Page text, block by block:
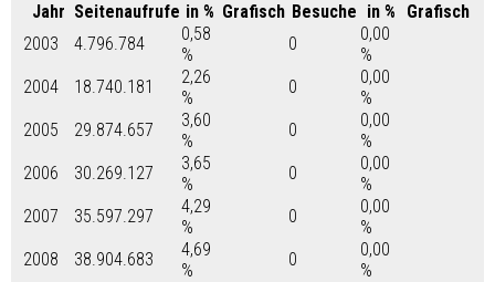
Jahr Seitenaufrufe in % Grafisch Besuche in %
Grafisch
2003
4.796.784
0,58
%
0
0,00
%
2004
18.740.181
2,26
%
0
0,00
%
2005
29.874.657
3,60
%
0
0,00
%
2006
30.269.127
3,65
%
0
0,00
%
2007
35.597.297
4,29
%
0
0,00
%
2008
38.904.683
4,69
%
0
0,00
%